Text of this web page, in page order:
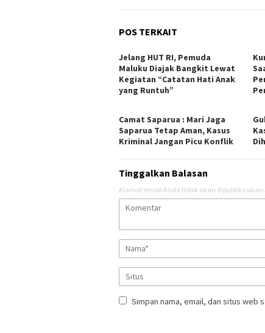
POS TERKAIT
Jelang HUT RI, Pemuda
Maluku Diajak Bangkit Lewat
Kegiatan “Catatan Hati Anak
yang Runtuh”
Camat Saparua : Mari Jaga
Saparua Tetap Aman, Kasus
Kriminal Jangan Picu Konflik
Tinggalkan Balasan
Alamat email Anda tidak akan dipublikasikan.
Simpan nama, email, dan situs web